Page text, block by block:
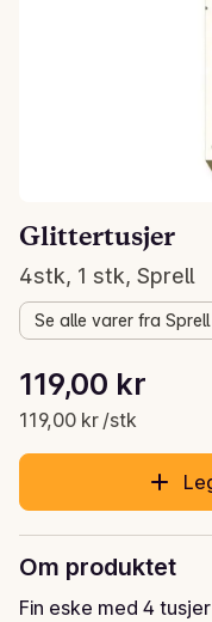
Glittertusjer
4stk, 1 stk, Sprell
Se alle varer fra Sprell
Gjeldende pris er:
119,00 kr
119,00 kr /stk
Stykkpris: 119,00 kr /
Om produktet
Fin eske med 4